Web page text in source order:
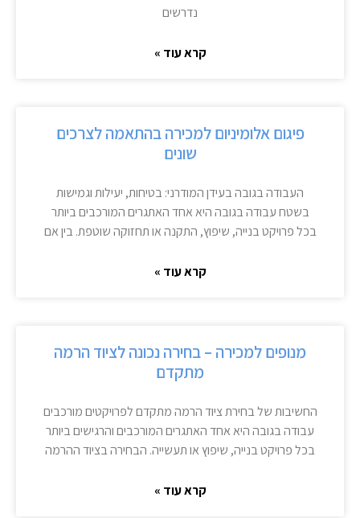
נדרשים
קרא עוד »
פיגום אלומיניום למכירה בהתאמה לצרכים
שונים
העבודה בגובה בעידן המודרני: בטיחות, יעילות וגמישות
בשטח עבודה בגובה היא אחד האתגרים המורכבים ביותר
בכל פרויקט בנייה, שיפוץ, התקנה או תחזוקה שוטפת. בין אם
קרא עוד »
מנופים למכירה – בחירה נכונה לציוד הרמה
מתקדם
החשיבות של בחירת ציוד הרמה מתקדם לפרויקטים מורכבים
עבודה בגובה היא אחד האתגרים המורכבים והרגישים ביותר
בכל פרויקט בנייה, שיפוץ או תעשייה. הבחירה בציוד ההרמה
קרא עוד »